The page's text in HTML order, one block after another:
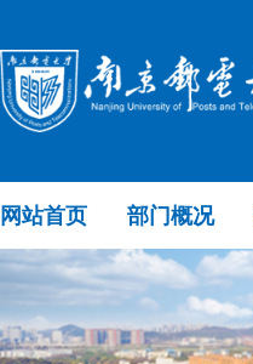
网站首页 部门概况